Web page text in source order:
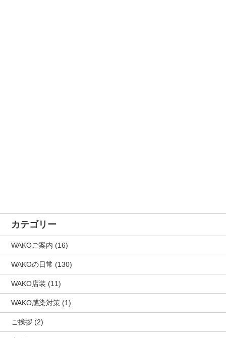
カテゴリー
WAKOご案内 (16)
WAKOの日常 (130)
WAKO店装 (11)
WAKO感染対策 (1)
ご挨拶 (2)